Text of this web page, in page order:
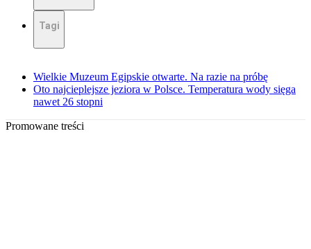
Tagi
Wielkie Muzeum Egipskie otwarte. Na razie na próbę
Oto najcieplejsze jeziora w Polsce. Temperatura wody sięga
nawet 26 stopni
Promowane treści